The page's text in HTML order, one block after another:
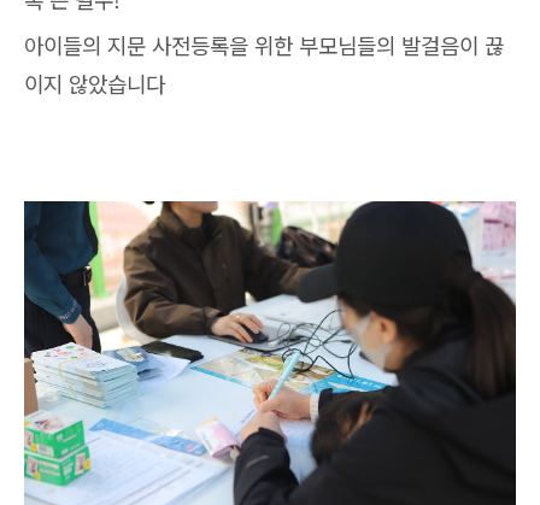
아이들의 지문 사전등록을 위한 부모님들의 발걸음이 끊
이지 않았습니다